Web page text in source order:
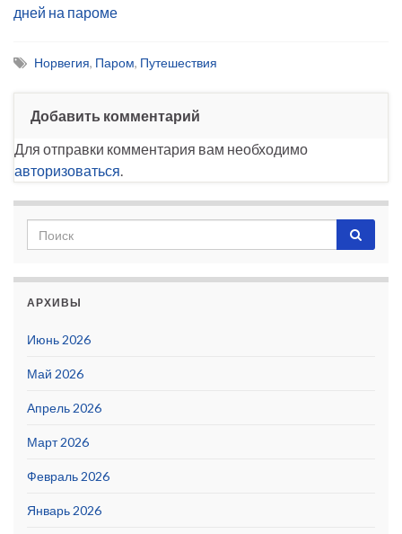
дней на пароме
Норвегия, Паром, Путешествия
Добавить комментарий
Для отправки комментария вам необходимо
авторизоваться.
АРХИВЫ
Июнь 2026
Май 2026
Апрель 2026
Март 2026
Февраль 2026
Январь 2026